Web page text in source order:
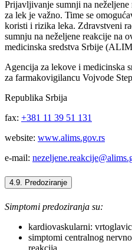
Prijavljivanje sumnji na
za lek je važno. Time se
koristi i rizika leka. Zdravstveni
sumnju na neželjene reakcije na
medicinska sredstva Srbije
Agencija za lekove i medicinska
za farmakovigilancu Vojvode
Republika Srbija
fax: +381 11 39 51 131
website: www.alims.gov.rs
e-mail:
4.9. Predoziranje
Simptomi predoziranja su:
kardiovaskularni:
simptomi centralnog
reakcija